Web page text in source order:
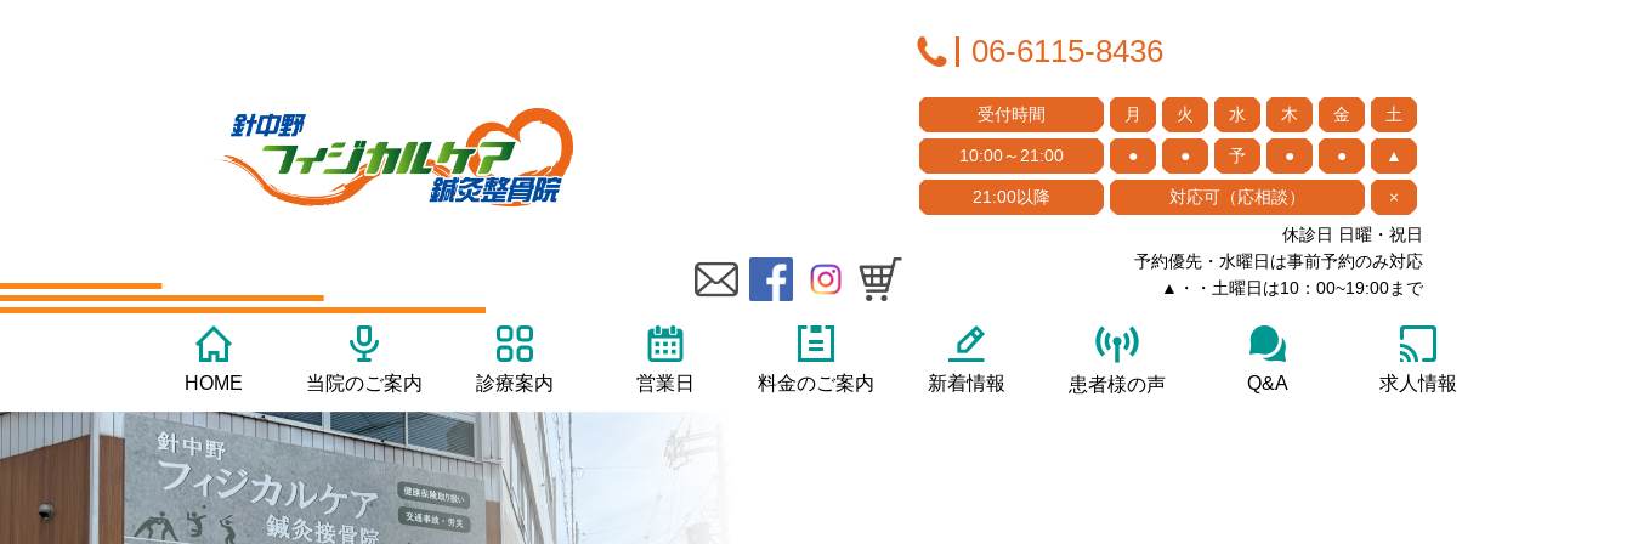
06-6115-8436
受付時間 月 火 水 木 金 土
10:00～21:00 ● ● 予 ● ● ▲
21:00以降 対応可（応相談）
×
休診日 日曜・祝日
予約優先・水曜日は事前予約のみ対応
▲・・土曜日は10：00~19:00まで
HOME 当院のご案内 診療案内 営業日 料金のご案内 新着情報 患者様の声 Q&A 求人情報